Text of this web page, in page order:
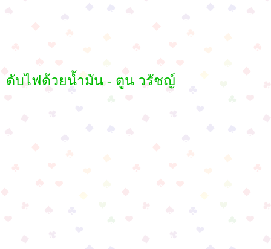
ดับไฟด้วยน้ำมัน - ตูน วรัชญ์